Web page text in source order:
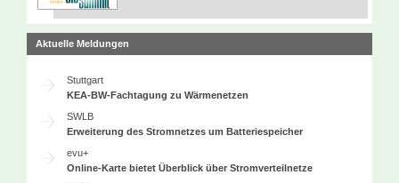
Aktuelle Meldungen
Stuttgart
KEA-BW-Fachtagung zu Wärmenetzen
SWLB
Erweiterung des Stromnetzes um Batteriespeicher
evu+
Online-Karte bietet Überblick über Stromverteilnetze